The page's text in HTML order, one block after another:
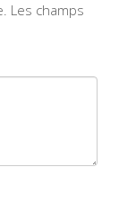
Les champs